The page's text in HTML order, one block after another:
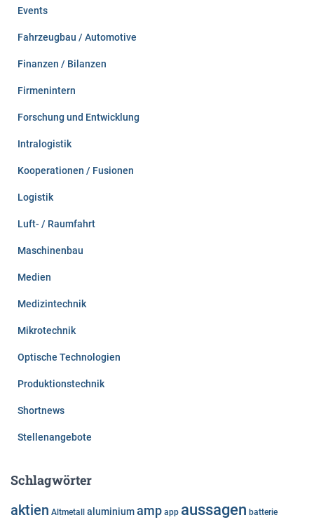
Events
Fahrzeugbau / Automotive
Finanzen / Bilanzen
Firmenintern
Forschung und Entwicklung
Intralogistik
Kooperationen / Fusionen
Logistik
Luft- / Raumfahrt
Maschinenbau
Medien
Medizintechnik
Mikrotechnik
Optische Technologien
Produktionstechnik
Shortnews
Stellenangebote
Schlagwörter
aktien Altmetall aluminiumamp app aussagen batterie